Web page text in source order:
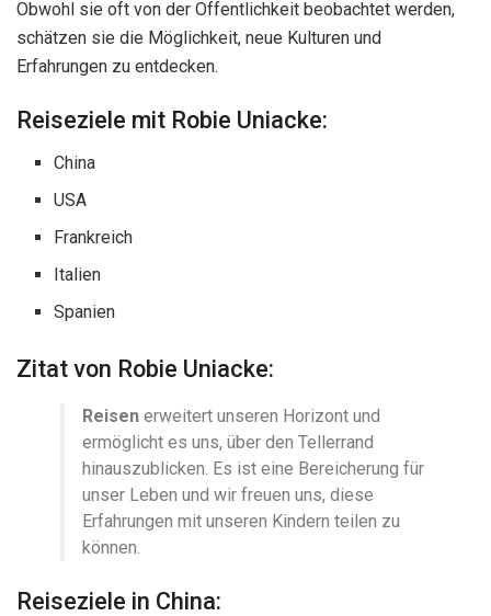
Obwohl sie oft von der Öffentlichkeit beobachtet werden,
schätzen sie die Möglichkeit, neue Kulturen und
Erfahrungen zu entdecken.
Reiseziele mit Robie Uniacke:
China
USA
Frankreich
Italien
Spanien
Zitat von Robie Uniacke:
Reisen erweitert unseren Horizont und
ermöglicht es uns, über den Tellerrand
hinauszublicken. Es ist eine Bereicherung für
unser Leben und wir freuen uns, diese
Erfahrungen mit unseren Kindern teilen zu
können.
Reiseziele in China: